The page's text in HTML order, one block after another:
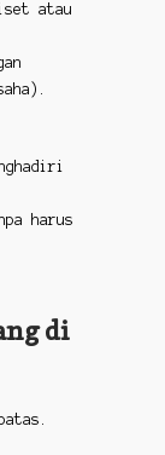
atau
harus
di